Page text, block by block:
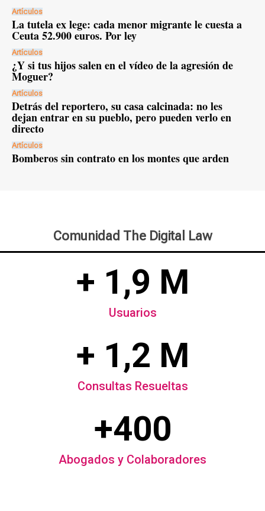
Artículos
La tutela ex lege: cada menor migrante le cuesta a
Ceuta 52.900 euros. Por ley
Artículos
¿Y si tus hijos salen en el vídeo de la agresión de
Moguer?
Artículos
Detrás del reportero, su casa calcinada: no les
dejan entrar en su pueblo, pero pueden verlo en
directo
Artículos
Bomberos sin contrato en los montes que arden
Comunidad The Digital Law
+ 1,9 M
Usuarios
+ 1,2 M
Consultas Resueltas
+400
Abogados y Colaboradores